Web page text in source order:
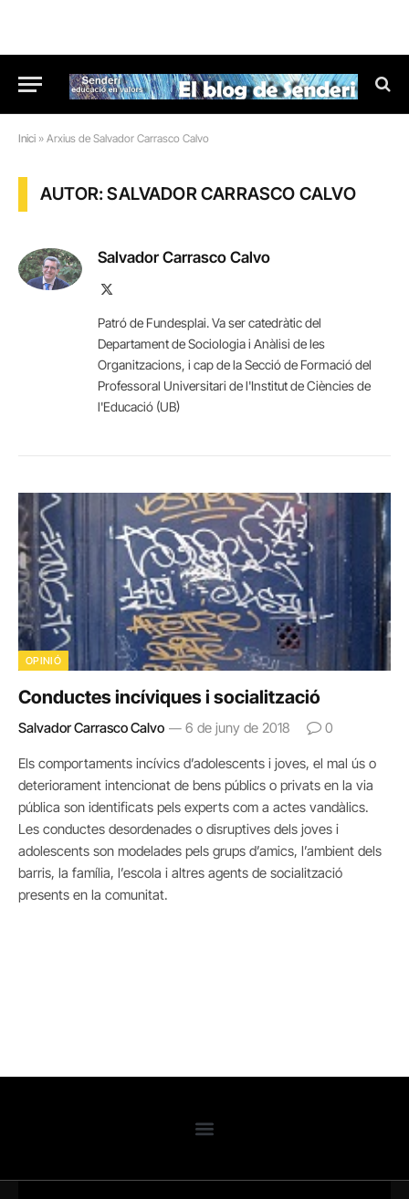
Inici » Arxius de Salvador Carrasco Calvo
AUTOR: SALVADOR CARRASCO CALVO
Salvador Carrasco Calvo
Patró de Fundesplai. Va ser catedràtic del
Departament de Sociologia i Anàlisi de les
Organitzacions, i cap de la Secció de Formació del
Professoral Universitari de l'Institut de Ciències de
l'Educació (UB)
OPINIÓ
Conductes incíviques i socialització
Salvador Carrasco Calvo 6 de juny de 2018 0
Els comportaments incívics d’adolescents i joves, el mal ús o
deteriorament intencionat de bens públics o privats en la via
pública son identificats pels experts com a actes vandàlics.
Les conductes desordenades o disruptives dels joves i
adolescents son modelades pels grups d’amics, l’ambient dels
barris, la família, l’escola i altres agents de socialització
presents en la comunitat.